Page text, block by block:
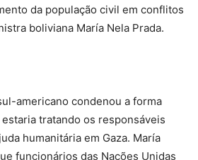
da população civil em conflitos
boliviana María Nela Prada.
americano condenou a forma
tratando os responsáveis
humanitária em Gaza. María
funcionários das Nações Unidas